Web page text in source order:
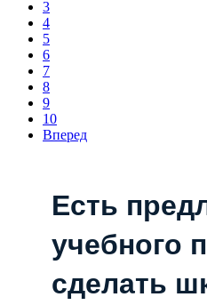
3
4
5
6
7
8
9
10
Вперед
Есть
учебного
сделать